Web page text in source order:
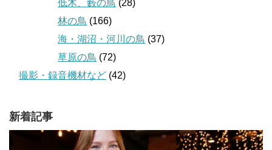
低木、藪の鳥 (28)
林の鳥 (166)
海・湖沼・河川の鳥 (37)
草原の鳥 (72)
撮影・録音機材など (42)
新着記事